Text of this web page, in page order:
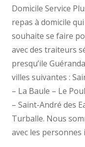
Domicile Service
repas à domicile
souhaite se faire
avec des traiteurs
presqu’ile
villes suivantes :
– La Baule – Le
– Saint-André des
Turballe. Nous
avec les personnes